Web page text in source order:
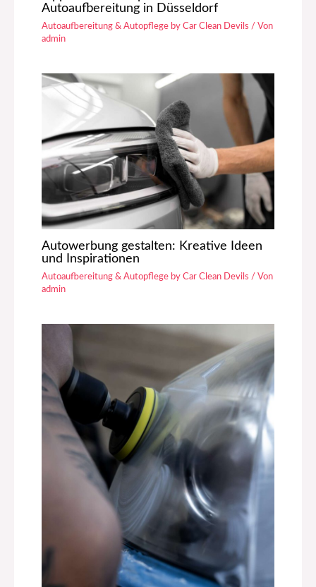
Autoaufbereitung in Düsseldorf
Autoaufbereitung & Autopflege by Car Clean Devils / Von
admin
Autowerbung gestalten: Kreative Ideen
und Inspirationen
Autoaufbereitung & Autopflege by Car Clean Devils / Von
admin